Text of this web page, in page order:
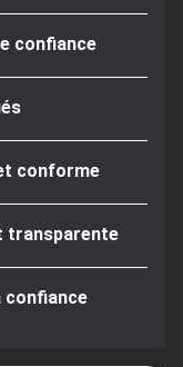
confiance
conforme
transparente
confiance